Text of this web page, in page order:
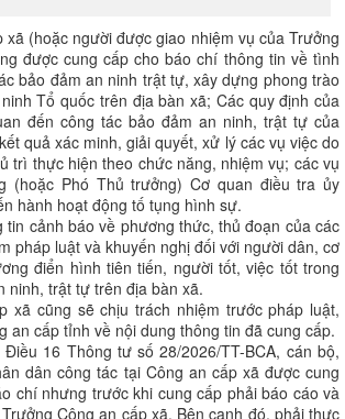
xã (hoặc người được giao nhiệm vụ của Trưởng
được cung cấp cho báo chí thông tin về tình
bảo đảm an ninh trật tự, xây dựng phong trào
Tổ quốc trên địa bàn xã; Các quy định của
đến công tác bảo đảm an ninh, trật tự của
quả xác minh, giải quyết, xử lý các vụ việc do
trì thực hiện theo chức năng, nhiệm vụ; các vụ
(hoặc Phó Thủ trưởng) Cơ quan điều tra ủy
hành hoạt động tố tụng hình sự.
tin cảnh báo về phương thức, thủ đoạn của các
pháp luật và khuyến nghị đối với người dân, cơ
điển hình tiên tiến, người tốt, việc tốt trong
ninh, trật tự trên địa bàn xã.
xã cũng sẽ chịu trách nhiệm trước pháp luật,
an cấp tỉnh về nội dung thông tin đã cung cấp.
16 Thông tư số 28/2026/TT-BCA, cán bộ,
dân công tác tại Công an cấp xã được cung
chí nhưng trước khi cung cấp phải báo cáo và
Công an cấp xã. Bên cạnh đó, phải thực